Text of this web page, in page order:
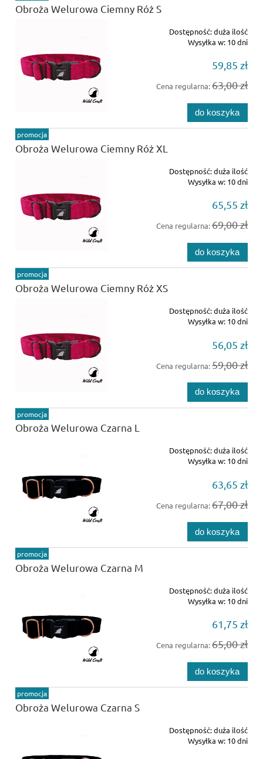
Obroża Welurowa Ciemny Róż S
Dostępność:duża ilość
Wysyłka w: 10 dni
59,85 zł
Cena regularna:63,00 zł
do koszyka
Obroża Welurowa Ciemny Róż XL
Dostępność:duża ilość
Wysyłka w: 10 dni
65,55 zł
Cena regularna:69,00 zł
do koszyka
promocja
Obroża Welurowa Ciemny Róż XS
Dostępność:duża ilość
Wysyłka w: 10 dni
56,05 zł
Cena regularna:59,00 zł
do koszyka
promocja
Obroża Welurowa Czarna L
Dostępność:duża ilość
Wysyłka w: 10 dni
63,65 zł
Cena regularna:67,00 zł
do koszyka
promocja
Obroża Welurowa Czarna M
Dostępność:duża ilość
Wysyłka w: 10 dni
61,75 zł
Cena regularna:65,00 zł
do koszyka
promocja
Obroża Welurowa Czarna S
Dostępność:duża ilość
Wysyłka w: 10 dni
promocja